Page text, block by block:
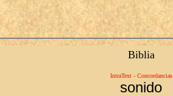
Biblia
IntraText - Concordancias
sonido